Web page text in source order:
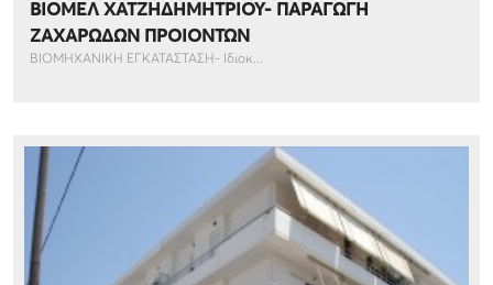
ΒΙΟΜΕΛ ΧΑΤΖΗΔΗΜΗΤΡΙΟΥ- ΠΑΡΑΓΩΓΗ
ΖΑΧΑΡΩΔΩΝ ΠΡΟΙΟΝΤΩΝ
ΒΙΟΜΗΧΑΝΙΚΗ ΕΓΚΑΤΑΣΤΑΣΗ- Ιδιοκ...